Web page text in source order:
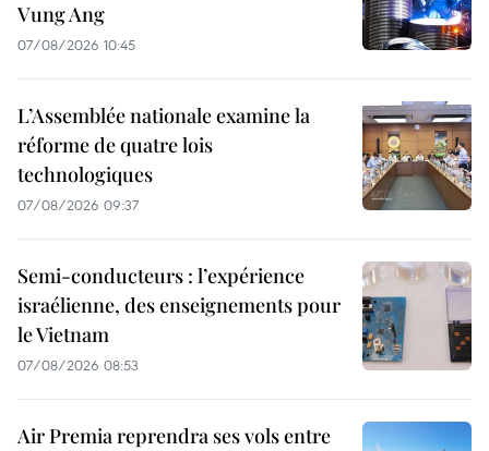
Vung Ang
07/08/2026 10:45
L’Assemblée nationale examine la
réforme de quatre lois
technologiques
07/08/2026 09:37
Semi-conducteurs : l’expérience
israélienne, des enseignements pour
le Vietnam
07/08/2026 08:53
Air Premia reprendra ses vols entre